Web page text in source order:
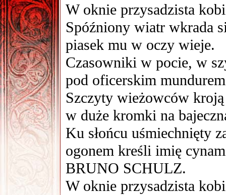
W oknie przysadzista
Spóźniony wiatr wkrada
piasek mu w oczy wieje.
Czasowniki w pocie, w
pod oficerskim
Szczyty wieżowców
w duże kromki na
Ku słońcu uśmiechnięty
ogonem kreśli imię
BRUNO SCHULZ.
W oknie przysadzista